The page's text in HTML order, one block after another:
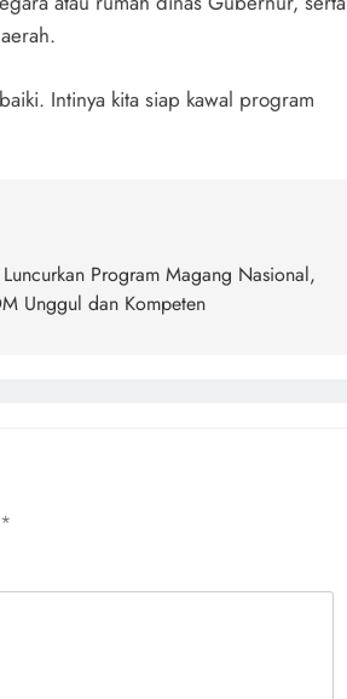
Intinya kita siap kawal program
Program Magang Nasional,
Unggul dan Kompeten
*